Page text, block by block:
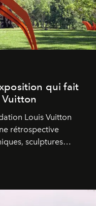
qui fait
Louis Vuitton
rétrospective
sculptures
l'artiste
par Frank Gehry